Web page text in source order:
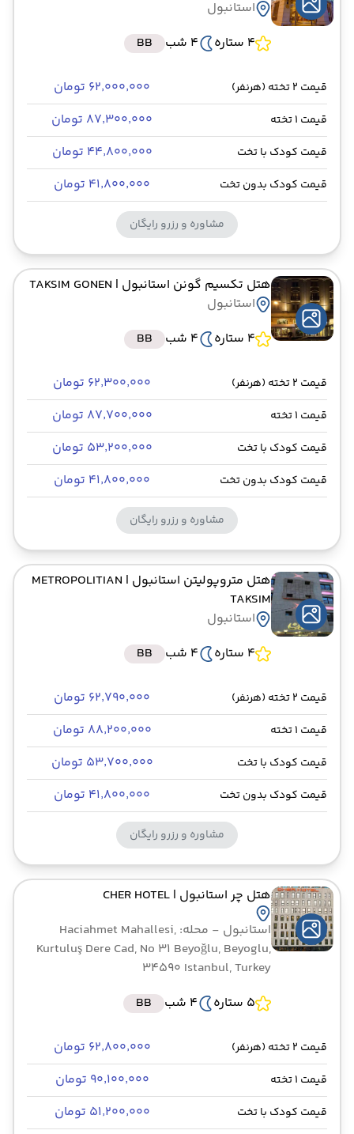
استانبول
4 ستاره
4 شب BB
قیمت 2 تخته (هرنفر) ۶۲٬۰۰۰٬۰۰۰ تومان
قیمت 1 تخته ۸۷٬۳۰۰٬۰۰۰ تومان
قیمت کودک با تخت ۴۴٬۸۰۰٬۰۰۰ تومان
قیمت کودک بدون تخت ۴۱٬۸۰۰٬۰۰۰ تومان
مشاوره و رزرو رایگان
هتل تکسیم گونن استانبول | TAKSIM GONEN
استانبول
4 ستاره
4 شب BB
قیمت 2 تخته (هرنفر) ۶۲٬۳۰۰٬۰۰۰ تومان
قیمت 1 تخته ۸۷٬۷۰۰٬۰۰۰ تومان
قیمت کودک با تخت ۵۳٬۲۰۰٬۰۰۰ تومان
قیمت کودک بدون تخت ۴۱٬۸۰۰٬۰۰۰ تومان
مشاوره و رزرو رایگان
هتل متروپولیتن استانبول | METROPOLITIAN
TAKSIM
استانبول
4 ستاره
4 شب BB
قیمت 2 تخته (هرنفر) ۶۲٬۷۹۰٬۰۰۰ تومان
قیمت 1 تخته ۸۸٬۲۰۰٬۰۰۰ تومان
قیمت کودک با تخت ۵۳٬۷۰۰٬۰۰۰ تومان
قیمت کودک بدون تخت ۴۱٬۸۰۰٬۰۰۰ تومان
مشاوره و رزرو رایگان
هتل چر استانبول | CHER HOTEL
استانبول
- محله: Haciahmet Mahallesi,
Kurtuluş Dere Cad, No 31 Beyoğlu, Beyoglu,
34590 Istanbul, Turkey
5 ستاره
4 شب BB
قیمت 2 تخته (هرنفر) ۶۲٬۸۰۰٬۰۰۰ تومان
قیمت 1 تخته ۹۰٬۱۰۰٬۰۰۰ تومان
قیمت کودک با تخت ۵۱٬۲۰۰٬۰۰۰ تومان